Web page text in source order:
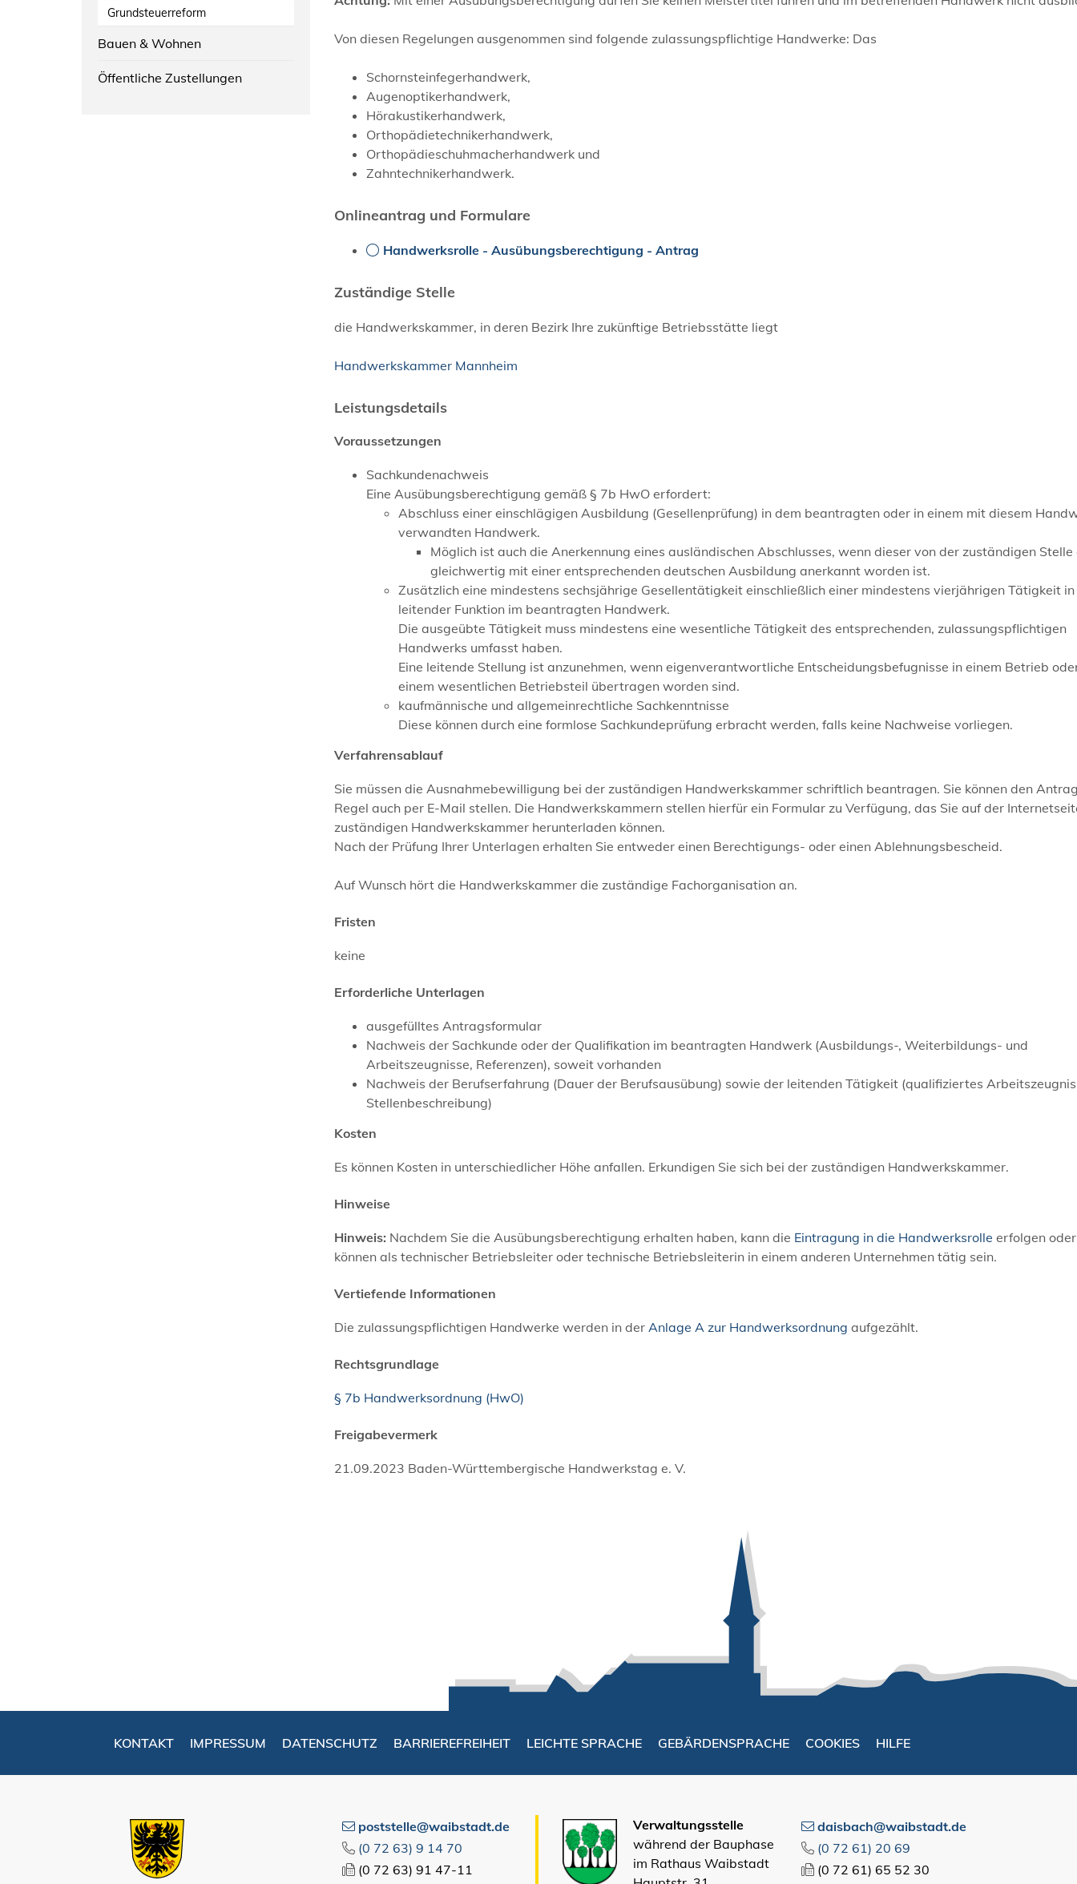
Grundsteuerreform
Bauen & Wohnen
Öffentliche Zustellungen
Von diesen Regelungen ausgenommen sind folgende zulassungspflichtige Handwerke: Das
Schornsteinfegerhandwerk,
Augenoptikerhandwerk,
Hörakustikerhandwerk,
Orthopädietechnikerhandwerk,
Orthopädieschuhmacherhandwerk und
Zahntechnikerhandwerk.
Onlineantrag und Formulare
Handwerksrolle - Ausübungsberechtigung - Antrag
Zuständige Stelle
die Handwerkskammer, in deren Bezirk Ihre zukünftige Betriebsstätte liegt
Handwerkskammer Mannheim
Leistungsdetails
Voraussetzungen
Sachkundenachweis
Eine Ausübungsberechtigung gemäß § 7b HwO erfordert:
Abschluss einer einschlägigen Ausbildung (Gesellenprüfung) in dem beantragten oder in einem mit diesem
verwandten Handwerk.
Möglich ist auch die Anerkennung eines ausländischen Abschlusses, wenn dieser von der zuständigen Stelle
gleichwertig mit einer entsprechenden deutschen Ausbildung anerkannt worden ist.
Zusätzlich eine mindestens sechsjährige Gesellentätigkeit einschließlich einer mindestens vierjährigen Tätigkeit in
leitender Funktion im beantragten Handwerk.
Die ausgeübte Tätigkeit muss mindestens eine wesentliche Tätigkeit des entsprechenden, zulassungspflichtigen
Handwerks umfasst haben.
Eine leitende Stellung ist anzunehmen, wenn eigenverantwortliche Entscheidungsbefugnisse in einem Betrieb
einem wesentlichen Betriebsteil übertragen worden sind.
kaufmännische und allgemeinrechtliche Sachkenntnisse
Diese können durch eine formlose Sachkundeprüfung erbracht werden, falls keine Nachweise vorliegen.
Verfahrensablauf
Sie müssen die Ausnahmebewilligung bei der zuständigen Handwerkskammer schriftlich beantragen. Sie können den
Regel auch per E-Mail stellen. Die Handwerkskammern stellen hierfür ein Formular zu Verfügung, das Sie auf der
zuständigen Handwerkskammer herunterladen können.
Nach der Prüfung Ihrer Unterlagen erhalten Sie entweder einen Berechtigungs- oder einen Ablehnungsbescheid.
Auf Wunsch hört die Handwerkskammer die zuständige Fachorganisation an.
Fristen
keine
Erforderliche Unterlagen
ausgefülltes Antragsformular
Nachweis der Sachkunde oder der Qualifikation im beantragten Handwerk (Ausbildungs-, Weiterbildungs- und
Arbeitszeugnisse, Referenzen), soweit vorhanden
Nachweis der Berufserfahrung (Dauer der Berufsausübung) sowie der leitenden Tätigkeit (qualifiziertes
Stellenbeschreibung)
Kosten
Es können Kosten in unterschiedlicher Höhe anfallen. Erkundigen Sie sich bei der zuständigen Handwerkskammer.
Hinweise
Hinweis: Nachdem Sie die Ausübungsberechtigung erhalten haben, kann die Eintragung in die Handwerksrolle erfolgen
können als technischer Betriebsleiter oder technische Betriebsleiterin in einem anderen Unternehmen tätig sein.
Vertiefende Informationen
Die zulassungspflichtigen Handwerke werden in der Anlage A zur Handwerksordnung aufgezählt.
Rechtsgrundlage
§ 7b Handwerksordnung (HwO)
Freigabevermerk
21.09.2023 Baden-Württembergische Handwerkstag e. V.
KONTAKT IMPRESSUM DATENSCHUTZ BARRIEREFREIHEIT LEICHTE SPRACHE GEBÄRDENSPRACHE COOKIES HILFE
poststelle@waibstadt.de
(0 72 63) 9 14 70
(0 72 63) 91 47-11
Verwaltungsstelle
während der Bauphase
im Rathaus Waibstadt
daisbach@waibstadt.de
(0 72 61) 20 69
(0 72 61) 65 52 30